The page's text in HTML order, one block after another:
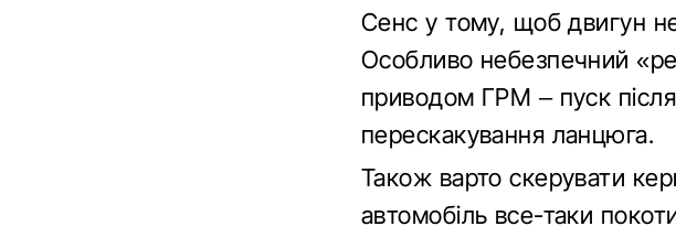
Сенс у тому, щоб двигун
Особливо небезпечний
приводом ГРМ – пуск
перескакування ланцюга.
Також варто скерувати
автомобіль все-таки